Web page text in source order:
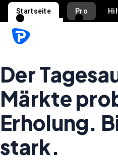
Startseite Pro
Der
Märkte
Erholung.
stark.